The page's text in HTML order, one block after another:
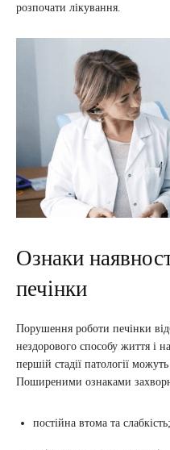
розпочати лікування.
Ознаки
печінки
Порушення роботи печінки
нездорового способу життя і
першій стадії патології
Поширеними ознаками
постійна втома та слабкість;